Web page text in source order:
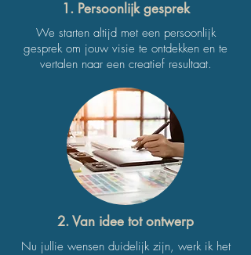
1. Persoonlijk gesprek
We starten altijd met een persoonlijk
gesprek om jouw visie te ontdekken en te
vertalen naar een creatief resultaat.
2. Van idee tot ontwerp
Nu jullie wensen duidelijk zijn, werk ik het